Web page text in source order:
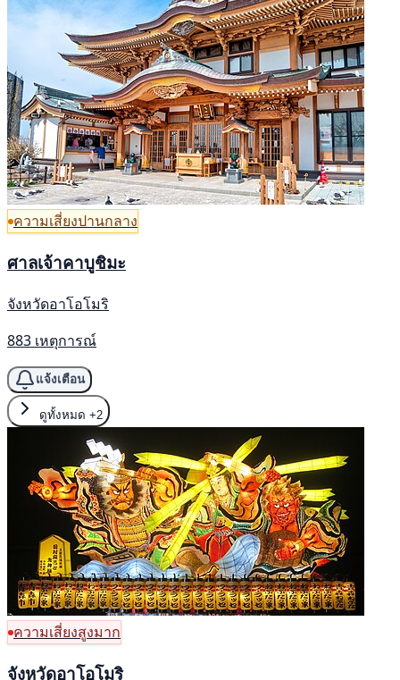
ความเสี่ยงปานกลาง
ศาลเจ้าคาบูชิมะ
จังหวัดอาโอโมริ
883 เหตุการณ์
แจ้งเตือน
ดูทั้งหมด +2
ความเสี่ยงสูงมาก
จังหวัดอาโอโมริ